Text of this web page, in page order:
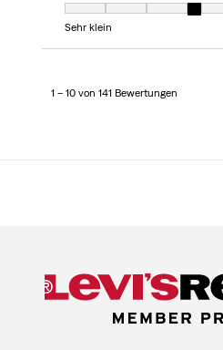
Passform, 4 von 7, wobei 1 gleich
Sehr klein
1 – 10 von 141 Bewertungen